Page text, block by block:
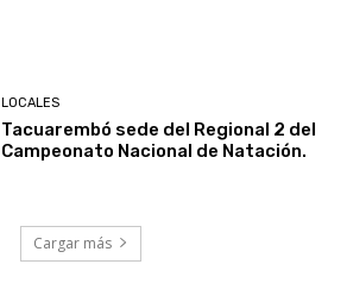
LOCALES
Tacuarembó sede del Regional 2 del
Campeonato Nacional de Natación.
Cargar más